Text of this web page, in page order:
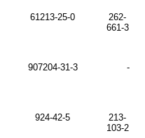
61213-25-0
262-
661-3
907204-31-3 -
924-42-5
213-
103-2